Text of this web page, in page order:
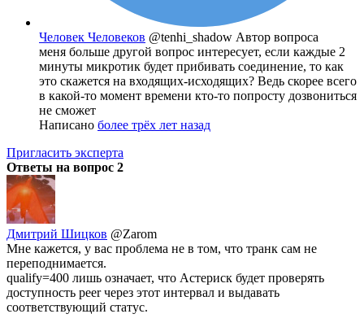
Человек Человеков @tenhi_shadow Автор вопроса
меня больше другой вопрос интересует, если каждые 2
минуты микротик будет прибивать соединение, то как
это скажется на входящих-исходящих? Ведь скорее всего
в какой-то момент времени кто-то попросту дозвониться
не сможет
Написано более трёх лет назад
Пригласить эксперта
Ответы на вопрос 2
Дмитрий Шицков @Zarom
Мне кажется, у вас проблема не в том, что транк сам не
переподнимается.
qualify=400 лишь означает, что Астериск будет проверять
доступность peer через этот интервал и выдавать
соответствующий статус.